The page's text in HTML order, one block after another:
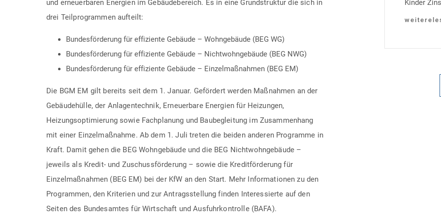
und erneuerbaren Energien im Gebäudebereich. Es in eine Grundstruktur die sich in
drei Teilprogrammen aufteilt:
Bundesförderung für effiziente Gebäude – Wohngebäude (BEG WG)
Bundesförderung für effiziente Gebäude – Nichtwohngebäude (BEG NWG)
Bundesförderung für effiziente Gebäude – Einzelmaßnahmen (BEG EM)
Die BGM EM gilt bereits seit dem 1. Januar. Gefördert werden Maßnahmen an der
Gebäudehülle, der Anlagentechnik, Erneuerbare Energien für Heizungen,
Heizungsoptimierung sowie Fachplanung und Baubegleitung im Zusammenhang
mit einer Einzelmaßnahme. Ab dem 1. Juli treten die beiden anderen Programme in
Kraft. Damit gehen die BEG Wohngebäude und die BEG Nichtwohngebäude –
jeweils als Kredit- und Zuschussförderung – sowie die Kreditförderung für
Einzelmaßnahmen (BEG EM) bei der KfW an den Start. Mehr Informationen zu den
Programmen, den Kriterien und zur Antragsstellung finden Interessierte auf den
Seiten des Bundesamtes für Wirtschaft und Ausfuhrkontrolle (BAFA).
Kinder
Heutiger